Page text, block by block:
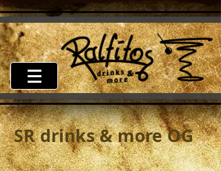
SR drinks & more OG